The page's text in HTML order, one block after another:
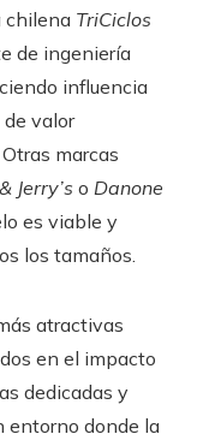
chilena TriCiclos
de ingeniería
influencia
valor
marcas
Jerry’s o Danone
es viable y
los tamaños.
atractivas
en el impacto
dedicadas y
entorno donde la